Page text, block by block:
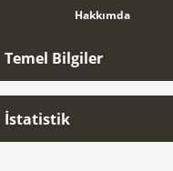
Hakkımda
Temel Bilgiler
İstatistik